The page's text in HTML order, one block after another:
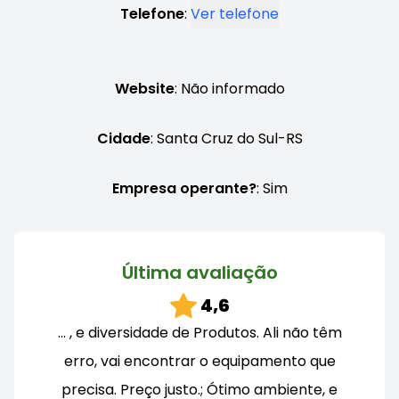
Telefone: Ver telefone
Website: Não informado
Cidade: Santa Cruz do Sul-RS
Empresa operante?: Sim
Última avaliação
4,6
… , e diversidade de Produtos. Ali não têm
erro, vai encontrar o equipamento que
precisa. Preço justo.; Ótimo ambiente, e